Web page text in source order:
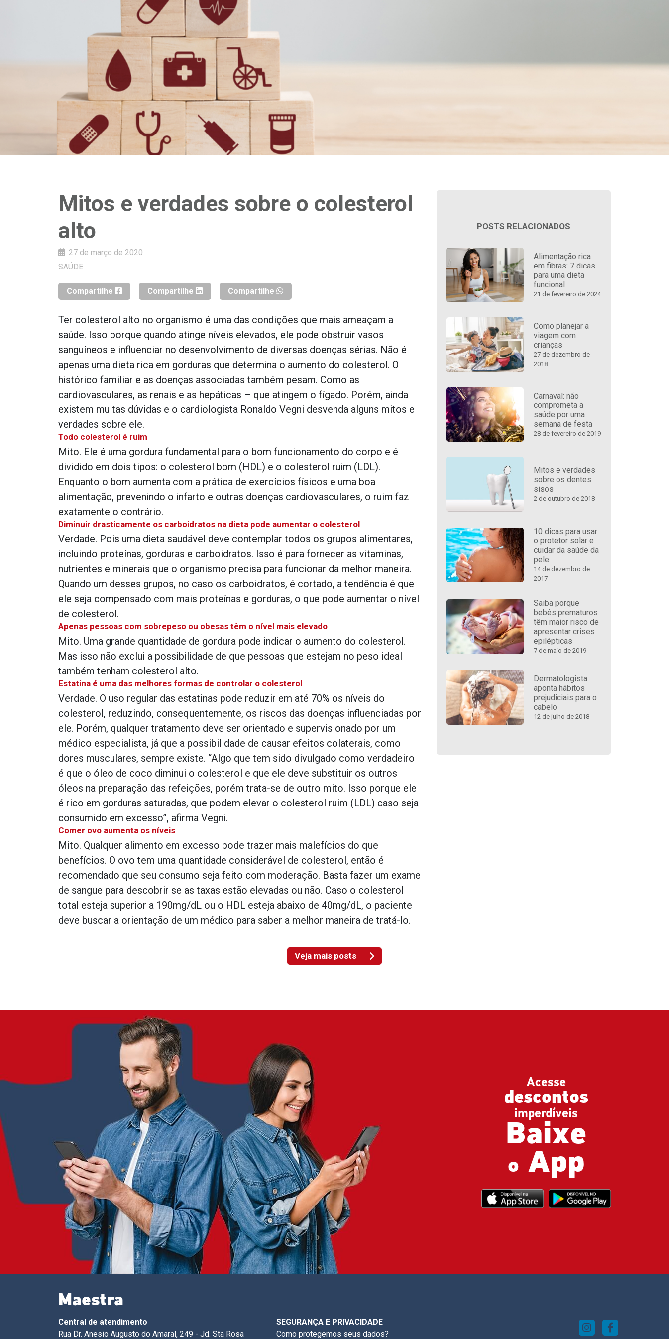
Mitos e verdades sobre o colesterol
alto
27 de março de 2020
SAÚDE
Compartilhe Compartilhe Compartilhe
Ter colesterol alto no organismo é uma das condições que mais ameaçam a
saúde. Isso porque quando atinge níveis elevados, ele pode obstruir vasos
sanguíneos e influenciar no desenvolvimento de diversas doenças sérias. Não é
apenas uma dieta rica em gorduras que determina o aumento do colesterol. O
histórico familiar e as doenças associadas também pesam. Como as
cardiovasculares, as renais e as hepáticas – que atingem o fígado. Porém, ainda
existem muitas dúvidas e o cardiologista Ronaldo Vegni desvenda alguns mitos e
verdades sobre ele.
Todo colesterol é ruim
Mito. Ele é uma gordura fundamental para o bom funcionamento do corpo e é
dividido em dois tipos: o colesterol bom (HDL) e o colesterol ruim (LDL).
Enquanto o bom aumenta com a prática de exercícios físicos e uma boa
alimentação, prevenindo o infarto e outras doenças cardiovasculares, o ruim faz
exatamente o contrário.
Diminuir drasticamente os carboidratos na dieta pode aumentar o colesterol
Verdade. Pois uma dieta saudável deve contemplar todos os grupos alimentares,
incluindo proteínas, gorduras e carboidratos. Isso é para fornecer as vitaminas,
nutrientes e minerais que o organismo precisa para funcionar da melhor maneira.
Quando um desses grupos, no caso os carboidratos, é cortado, a tendência é que
ele seja compensado com mais proteínas e gorduras, o que pode aumentar o nível
de colesterol.
Apenas pessoas com sobrepeso ou obesas têm o nível mais elevado
Mito. Uma grande quantidade de gordura pode indicar o aumento do colesterol.
Mas isso não exclui a possibilidade de que pessoas que estejam no peso ideal
também tenham colesterol alto.
Estatina é uma das melhores formas de controlar o colesterol
Verdade. O uso regular das estatinas pode reduzir em até 70% os níveis do
colesterol, reduzindo, consequentemente, os riscos das doenças influenciadas por
ele. Porém, qualquer tratamento deve ser orientado e supervisionado por um
médico especialista, já que a possibilidade de causar efeitos colaterais, como
dores musculares, sempre existe. “Algo que tem sido divulgado como verdadeiro
é que o óleo de coco diminui o colesterol e que ele deve substituir os outros
óleos na preparação das refeições, porém trata-se de outro mito. Isso porque ele
é rico em gorduras saturadas, que podem elevar o colesterol ruim (LDL) caso seja
consumido em excesso”, afirma Vegni.
Comer ovo aumenta os níveis
Mito. Qualquer alimento em excesso pode trazer mais malefícios do que
benefícios. O ovo tem uma quantidade considerável de colesterol, então é
recomendado que seu consumo seja feito com moderação. Basta fazer um exame
de sangue para descobrir se as taxas estão elevadas ou não. Caso o colesterol
total esteja superior a 190mg/dL ou o HDL esteja abaixo de 40mg/dL, o paciente
deve buscar a orientação de um médico para saber a melhor maneira de tratá-lo.
POSTS RELACIONADOS
Alimentação rica
em fibras: 7 dicas
para uma dieta
funcional
21 de fevereiro de 2024
Como planejar a
viagem com
crianças
27 de dezembro de
2018
Carnaval: não
comprometa a
saúde por uma
semana de festa
28 de fevereiro de 2019
Mitos e verdades
sobre os dentes
sisos
2 de outubro de 2018
10 dicas para usar
o protetor solar e
cuidar da saúde da
pele
14 de dezembro de
2017
Saiba porque
bebês prematuros
têm maior risco de
apresentar crises
epilépticas
7 de maio de 2019
Dermatologista
aponta hábitos
prejudiciais para o
cabelo
12 de julho de 2018
Veja mais posts
Acesse
descontos
imperdíveis
Baixe
o App
Maestra
Central de atendimento
Rua Dr. Anesio Augusto do Amaral, 249 - Jd. Sta Rosa
SEGURANÇA E PRIVACIDADE
Como protegemos seus dados?